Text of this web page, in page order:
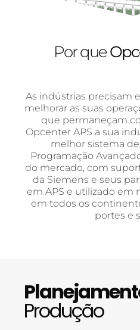
Por que
As indústrias precisam
melhorar as suas
que permaneçam
Opcenter APS a sua
melhor sistema
Programação
do mercado, com
da Siemens e seus
em APS e utilizado em
em todos os
portes e
Produção